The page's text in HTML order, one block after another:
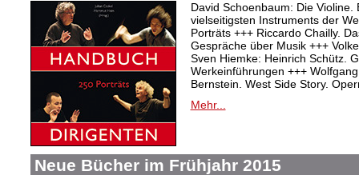
David Schoenbaum: Die Violine.
vielseitigsten Instruments der
Porträts +++ Riccardo Chailly.
Gespräche über Musik +++
Sven Hiemke: Heinrich Schütz.
Werkeinführungen +++
Bernstein. West Side Story.
Mehr...
Neue Bücher im Frühjahr 2015